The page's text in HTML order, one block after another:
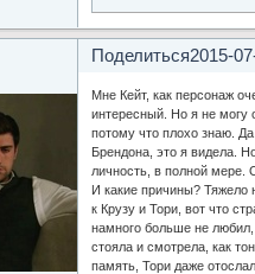
Поделиться2015-
Мне Кейт, как персонаж
интересный. Но я не могу
потому что плохо знаю.
Брендона, это я видела.
личность, в полной мере.
И какие причины? Тяжело
к Крузу и Тори, вот что
намного больше не
стояла и смотрела, как
память, Тори даже